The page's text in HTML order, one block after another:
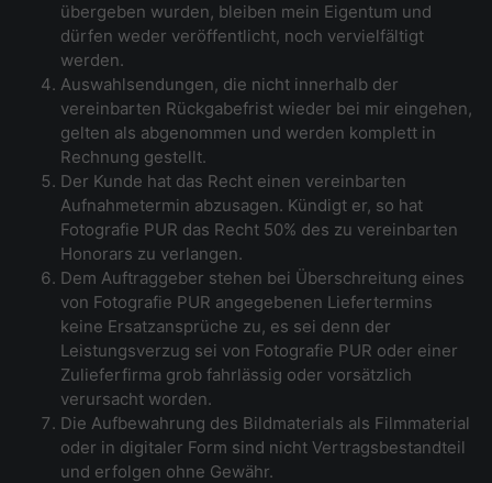
übergeben wurden, bleiben mein Eigentum und
dürfen weder veröffentlicht, noch vervielfältigt
werden.
Auswahlsendungen, die nicht innerhalb der
vereinbarten Rückgabefrist wieder bei mir eingehen,
gelten als abgenommen und werden komplett in
Rechnung gestellt.
Der Kunde hat das Recht einen vereinbarten
Aufnahmetermin abzusagen. Kündigt er, so hat
Fotografie PUR das Recht 50% des zu vereinbarten
Honorars zu verlangen.
Dem Auftraggeber stehen bei Überschreitung eines
von Fotografie PUR angegebenen Liefertermins
keine Ersatzansprüche zu, es sei denn der
Leistungsverzug sei von Fotografie PUR oder einer
Zulieferfirma grob fahrlässig oder vorsätzlich
verursacht worden.
Die Aufbewahrung des Bildmaterials als Filmmaterial
oder in digitaler Form sind nicht Vertragsbestandteil
und erfolgen ohne Gewähr.